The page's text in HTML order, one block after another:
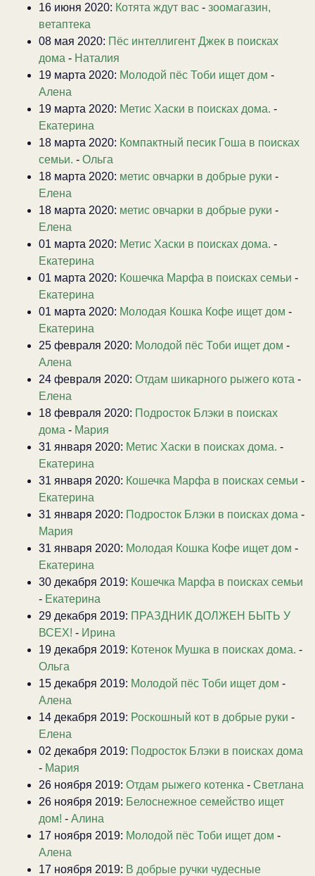
16 июня 2020: Котята ждут вас - зоомагазин,
ветаптека
08 мая 2020: Пёс интеллигент Джек в поисках
дома - Наталия
19 марта 2020: Молодой пёс Тоби ищет дом -
Алена
19 марта 2020: Метис Хаски в поисках дома. -
Екатерина
18 марта 2020: Компактный песик Гоша в поисках
семьи. - Ольга
18 марта 2020: метис овчарки в добрые руки -
Елена
18 марта 2020: метис овчарки в добрые руки -
Елена
01 марта 2020: Метис Хаски в поисках дома. -
Екатерина
01 марта 2020: Кошечка Марфа в поисках семьи -
Екатерина
01 марта 2020: Молодая Кошка Кофе ищет дом -
Екатерина
25 февраля 2020: Молодой пёс Тоби ищет дом -
Алена
24 февраля 2020: Отдам шикарного рыжего кота -
Елена
18 февраля 2020: Подросток Блэки в поисках
дома - Мария
31 января 2020: Метис Хаски в поисках дома. -
Екатерина
31 января 2020: Кошечка Марфа в поисках семьи -
Екатерина
31 января 2020: Подросток Блэки в поисках дома -
Мария
31 января 2020: Молодая Кошка Кофе ищет дом -
Екатерина
30 декабря 2019: Кошечка Марфа в поисках семьи
- Екатерина
29 декабря 2019: ПРАЗДНИК ДОЛЖЕН БЫТЬ У
ВСЕХ! - Ирина
19 декабря 2019: Котенок Мушка в поисках дома. -
Ольга
15 декабря 2019: Молодой пёс Тоби ищет дом -
Алена
14 декабря 2019: Роскошный кот в добрые руки -
Елена
02 декабря 2019: Подросток Блэки в поисках дома
- Мария
26 ноября 2019: Отдам рыжего котенка - Светлана
26 ноября 2019: Белоснежное семейство ищет
дом! - Алина
17 ноября 2019: Молодой пёс Тоби ищет дом -
Алена
17 ноября 2019: В добрые ручки чудесные